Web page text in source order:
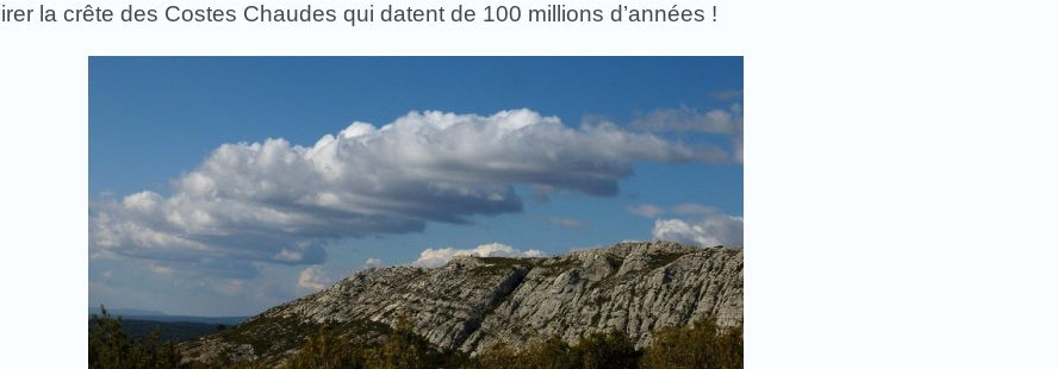
la crête des Costes Chaudes qui datent de 100 millions d’années !